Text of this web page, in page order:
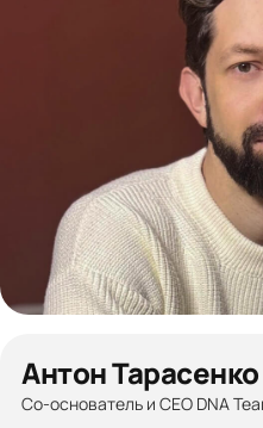
Антон Тарасенко
Со-основатель и CEO DNA